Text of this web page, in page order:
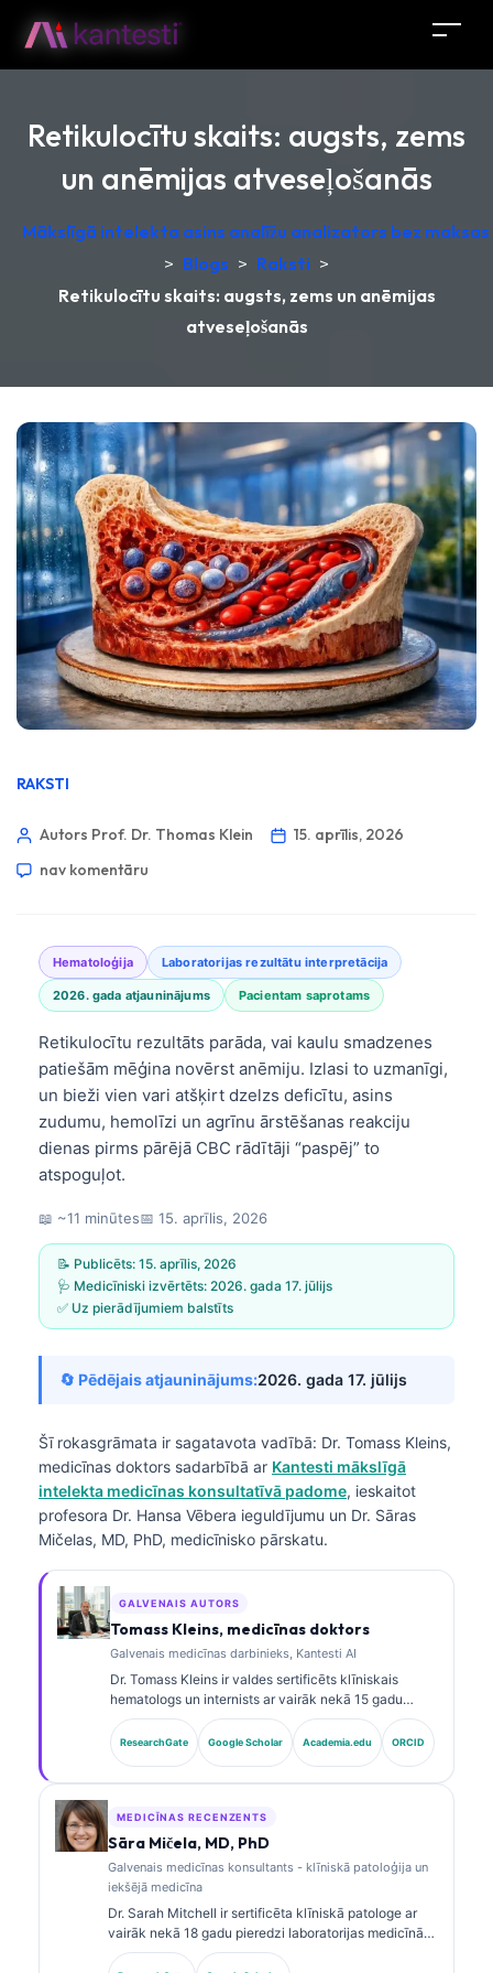
Retikulocītu skaits: augsts, zems
un anēmijas atveseļošanās
Mākslīgā intelekta asins analīžu analizators bez
> Blogs > Raksti >
Retikulocītu skaits: augsts, zems un anēmijas
atveseļošanās
RAKSTI
Autors Prof. Dr. Thomas Klein
15. aprīlis, 2026
nav komentāru
Hematoloģija Laboratorijas rezultātu interpretācija
2026. gada atjauninājums Pacientam saprotams
Retikulocītu rezultāts parāda, vai kaulu smadzenes
patiešām mēģina novērst anēmiju. Izlasi to uzmanīgi,
un bieži vien vari atšķirt dzelzs deficītu, asins
zudumu, hemolīzi un agrīnu ārstēšanas reakciju
dienas pirms pārējā CBC rādītāji “paspēj” to
atspoguļot.
📖 ~11 minūtes📅 15. aprīlis, 2026
📝 Publicēts: 15. aprīlis, 2026
🩺 Medicīniski izvērtēts: 2026. gada 17. jūlijs
✅ Uz pierādījumiem balstīts
🔄 Pēdējais atjauninājums:2026. gada 17. jūlijs
Šī rokasgrāmata ir sagatavota vadībā: Dr. Tomass Kleins,
medicīnas doktors sadarbībā ar Kantesti mākslīgā
intelekta medicīnas konsultatīvā padome, ieskaitot
profesora Dr. Hansa Vēbera ieguldījumu un Dr. Sāras
Mičelas, MD, PhD, medicīnisko pārskatu.
GALVENAIS AUTORS
Tomass Kleins, medicīnas doktors
Galvenais medicīnas darbinieks, Kantesti AI
Dr. Tomass Kleins ir valdes sertificēts klīniskais
hematologs un internists ar vairāk nekā 15 gadu
pieredzi laboratorijas medicīnā un ar AI atbalstītā
klīniskā analīzē. Kā Kantesti AI galvenais medicīnas
darbinieks viņš nodrošina klīnisku uzraudzību par
interpretāciju un laboratorijas diagnostiku
laboratorijas medicīnas jomā.
ResearchGate Google Scholar Academia.edu ORCID
MEDICĪNAS RECENZENTS
Sāra Mičela, MD, PhD
Galvenais medicīnas konsultants - klīniskā patoloģija un
iekšējā medicīna
Dr. Sarah Mitchell ir sertificēta klīniskā patologe ar
vairāk nekā 18 gadu pieredzi laboratorijas medicīnā
un diagnostikas analīzē. Viņai ir specializētas